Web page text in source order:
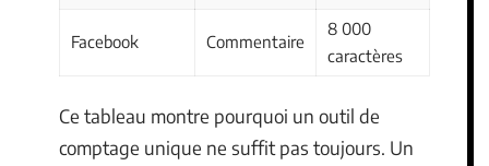
Facebook Commentaire
8 000
caractères
Ce tableau montre pourquoi un outil de
comptage unique ne suffit pas toujours. Un